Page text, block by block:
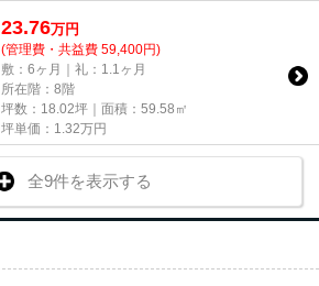
23.76万円
(管理費・共益費 59,400円)
敷：6ヶ月｜礼：1.1ヶ月
所在階：8階
坪数：18.02坪｜面積：59.58㎡
坪単価： 1.32万円
全9件を表示する